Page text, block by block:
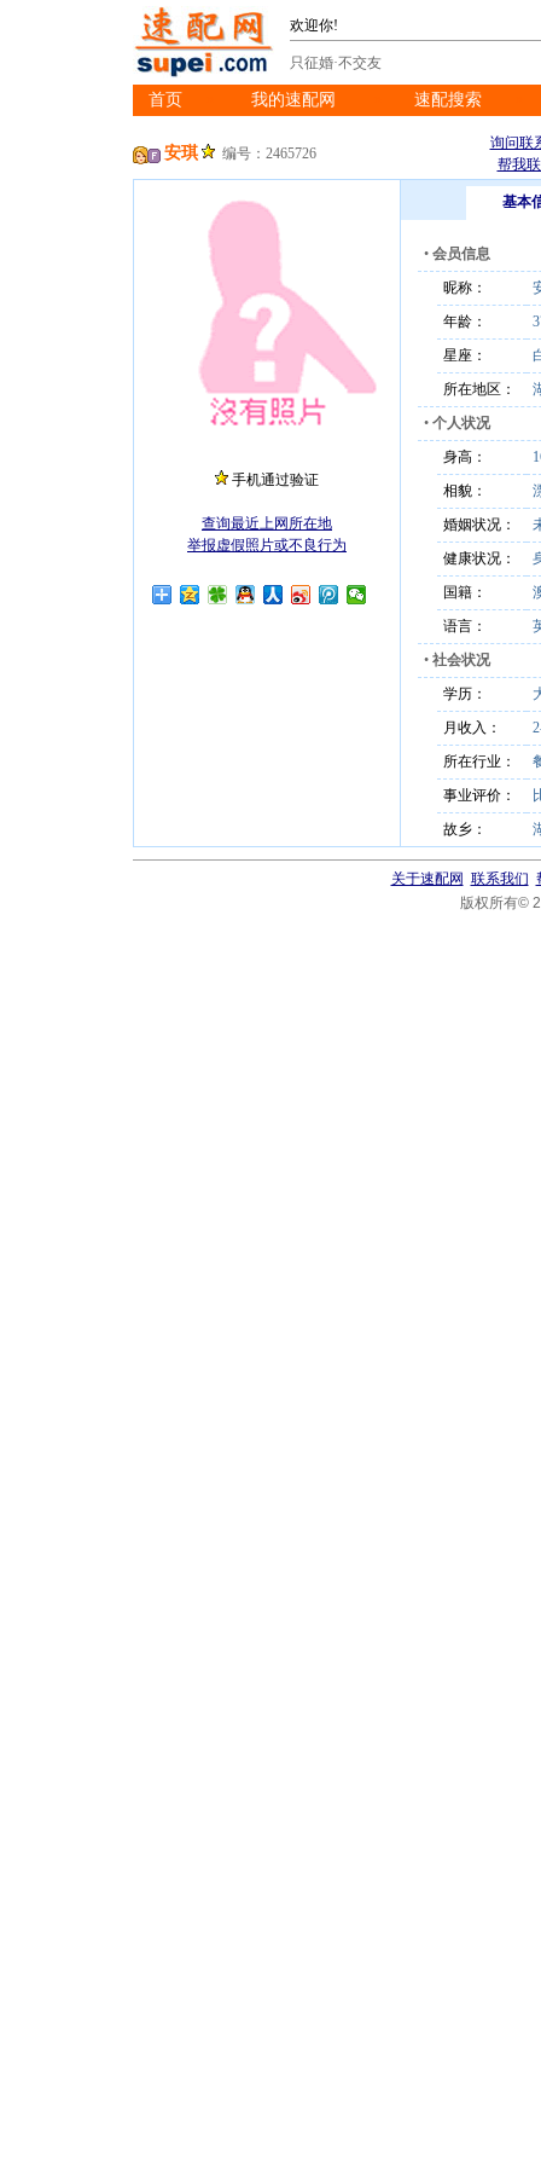
欢迎你!
只征婚·不交友
首页 我的速配网 速配搜索
安琪 编号：2465726
询问联
帮我
手机通过验证
查询最近上网所在地
举报虚假照片或不良行为
基本
• 会员信息
昵称：
年龄：
星座：
所在地区：
• 个人状况
身高：
相貌：
婚姻状况：
健康状况：
国籍：
语言：
• 社会状况
学历：
月收入：
所在行业：
事业评价：
故乡：
关于速配网 联系我们
版权所有©